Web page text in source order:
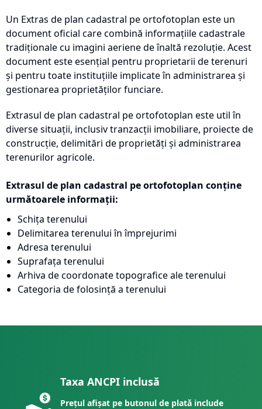
Un Extras de plan cadastral pe ortofotoplan este un
document oficial care combină informațiile cadastrale
tradiționale cu imagini aeriene de înaltă rezoluție. Acest
document este esențial pentru proprietarii de terenuri
și pentru toate instituțiile implicate în administrarea și
gestionarea proprietăților funciare.
Extrasul de plan cadastral pe ortofotoplan este util în
diverse situații, inclusiv tranzacții imobiliare, proiecte de
construcție, delimitări de proprietăți și administrarea
terenurilor agricole.
Extrasul de plan cadastral pe ortofotoplan conține
următoarele informații:
Schița terenului
Delimitarea terenului în împrejurimi
Adresa terenului
Suprafața terenului
Arhiva de coordonate topografice ale terenului
Categoria de folosință a terenului
Taxa ANCPI inclusă
Prețul afișat pe butonul de plată include